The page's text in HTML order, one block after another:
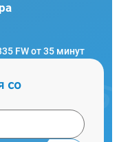
FW от 35 минут
со